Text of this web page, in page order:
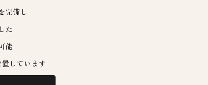
完備し
た
能
しています